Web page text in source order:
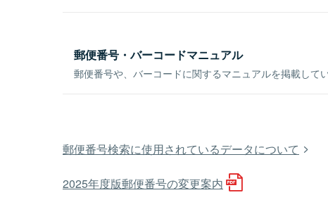
郵便番号・バーコードマニュアル
郵便番号や、バーコードに関するマニュアルを掲載してい
郵便番号検索に使用されているデータについて
2025年度版郵便番号の変更案内